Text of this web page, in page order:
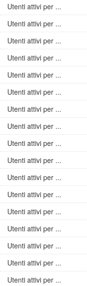
Utenti attivi per ...
Utenti attivi per ...
Utenti attivi per ...
Utenti attivi per ...
Utenti attivi per ...
Utenti attivi per ...
Utenti attivi per ...
Utenti attivi per ...
Utenti attivi per ...
Utenti attivi per ...
Utenti attivi per ...
Utenti attivi per ...
Utenti attivi per ...
Utenti attivi per ...
Utenti attivi per ...
Utenti attivi per ...
Utenti attivi per ...